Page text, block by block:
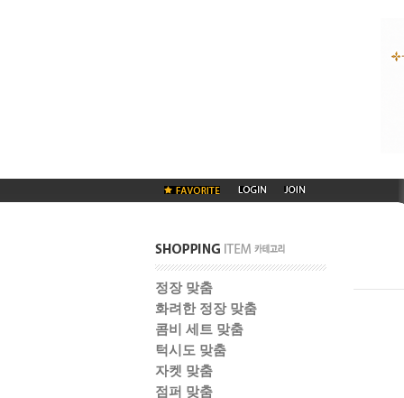
정장 맞춤
화려한 정장 맞춤
콤비 세트 맞춤
턱시도 맞춤
자켓 맞춤
점퍼 맞춤